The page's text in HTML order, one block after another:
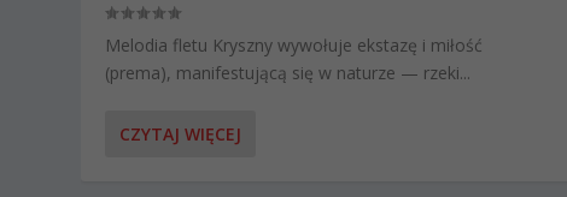
Melodia fletu Kryszny wywołuje ekstazę i miłość
(prema), manifestującą się w naturze — rzeki...
CZYTAJ WIĘCEJ